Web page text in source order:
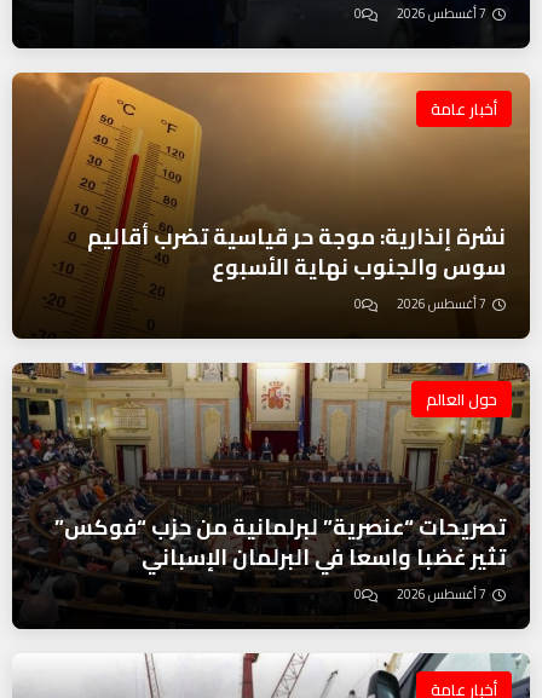
7 أغسطس 2026 0
أخبار عامة
نشرة إنذارية: موجة حر قياسية تضرب أقاليم
سوس والجنوب نهاية الأسبوع
7 أغسطس 2026 0
حول العالم
تصريحات “عنصرية” لبرلمانية من حزب “فوكس”
تثير غضبا واسعا في البرلمان الإسباني
7 أغسطس 2026 0
أخبار عامة